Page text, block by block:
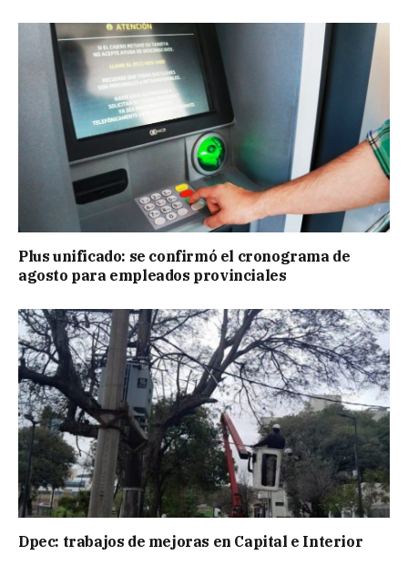
Plus unificado: se confirmó el cronograma de
agosto para empleados provinciales
Dpec: trabajos de mejoras en Capital e Interior